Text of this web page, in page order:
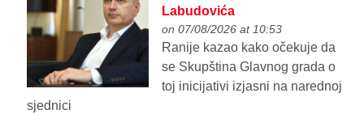
Labudovića
on 07/08/2026 at 10:53
Ranije kazao kako očekuje da
se Skupština Glavnog grada o
toj inicijativi izjasni na narednoj
sjednici